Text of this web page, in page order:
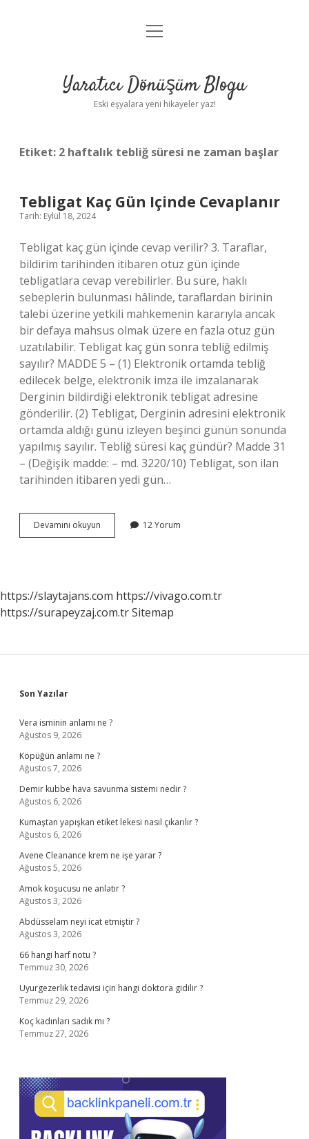
Anasayfa
Yasal Uyarı
menüyü
Yaratıcı Dönüşüm Blogu
Eski eşyalara yeni hikayeler yaz!
Etiket: 2 haftalık tebliğ süresi ne zaman başlar
Tebligat Kaç Gün Içinde Cevaplanır
Tarih: Eylül 18, 2024
Tebligat kaç gün içinde cevap verilir? 3. Taraflar,
bildirim tarihinden itibaren otuz gün içinde
tebligatlara cevap verebilirler. Bu süre, haklı
sebeplerin bulunması hâlinde, taraflardan birinin
talebi üzerine yetkili mahkemenin kararıyla ancak
bir defaya mahsus olmak üzere en fazla otuz gün
uzatılabilir. Tebligat kaç gün sonra tebliğ edilmiş
sayılır? MADDE 5 – (1) Elektronik ortamda tebliğ
edilecek belge, elektronik imza ile imzalanarak
Derginin bildirdiği elektronik tebligat adresine
gönderilir. (2) Tebligat, Derginin adresini elektronik
ortamda aldığı günü izleyen beşinci günün sonunda
yapılmış sayılır. Tebliğ süresi kaç gündür? Madde 31
– (Değişik madde: – md. 3220/10) Tebligat, son ilan
tarihinden itibaren yedi gün…
Devamını okuyun Tebligat
Kaç
12 Yorum
https://slaytajans.com https://vivago.com.tr
https://surapeyzaj.com.trSitemap
Sidebar
Son Yazılar
Vera isminin anlamı ne ?
Ağustos 9, 2026
Köpüğün anlamı ne ?
Ağustos 7, 2026
Demir kubbe hava savunma sistemi nedir ?
Ağustos 6, 2026
Kumaştan yapışkan etiket lekesi nasıl çıkarılır ?
Ağustos 6, 2026
Avene Cleanance krem ne işe yarar ?
Ağustos 5, 2026
Amok koşucusu ne anlatır ?
Ağustos 3, 2026
Abdüsselam neyi icat etmiştir ?
Ağustos 3, 2026
66 hangi harf notu ?
Temmuz 30, 2026
Uyurgezerlik tedavisi için hangi doktora gidilir ?
Temmuz 29, 2026
Koç kadınları sadık mı ?
Temmuz 27, 2026